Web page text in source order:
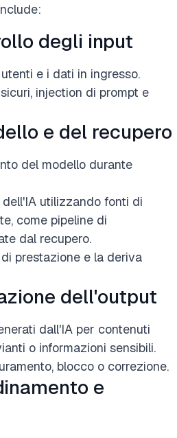
degli input
e i dati in ingresso.
injection di prompt e
e del recupero
del modello durante
utilizzando fonti di
come pipeline di
dal recupero.
prestazione e la deriva
dell'output
dall'IA per contenuti
o informazioni sensibili.
blocco o correzione.
e